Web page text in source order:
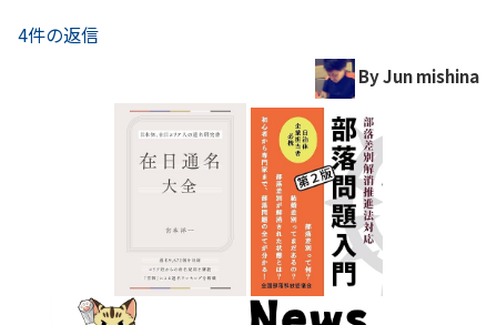
4件の返信
By Jun mishina